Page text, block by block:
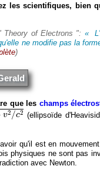
les scientifiques, bien
Theory of Electrons ": «
ne modifie pas la
)
que les champs
v2 /c2
c2
(ellipsoïde
qu'il est en
physiques ne sont pas
avec Newton.